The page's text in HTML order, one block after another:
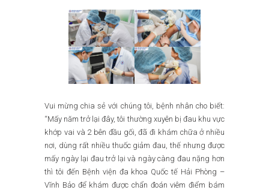
Vui mừng chia sẻ với chúng tôi, bệnh nhân cho biết:
“Mấy năm trở lại đây, tôi thường xuyên bị đau khu vực
khớp vai và 2 bên đầu gối, đã đi khám chữa ở nhiều
nơi, dùng rất nhiều thuốc giảm đau, thế nhưng được
mấy ngày lại đau trở lại và ngày càng đau nặng hơn
thì tôi đến Bệnh viện đa khoa Quốc tế Hải Phòng –
Vĩnh Bảo để khám được chẩn đoán viêm điểm bám